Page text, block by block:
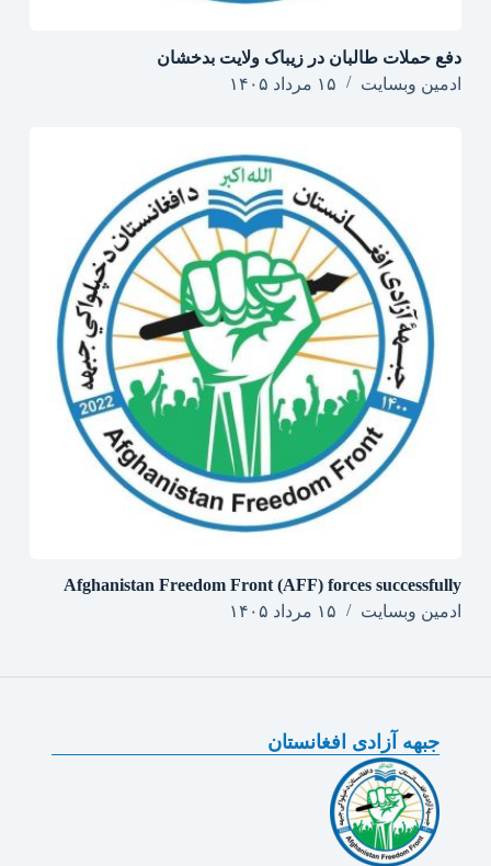
دفع حملات طالبان در زیباک ولایت بدخشان
ادمین وبسایت
۱۵ مرداد ۱۴۰۵
Afghanistan Freedom Front (AFF) forces successfully
ادمین وبسایت
۱۵ مرداد ۱۴۰۵
جبهه آزادی افغانستان